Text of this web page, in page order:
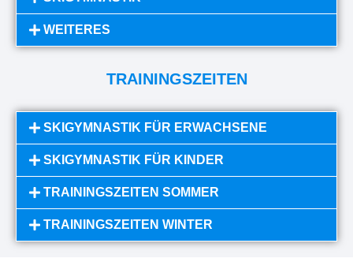
WEITERES
TRAININGSZEITEN
SKIGYMNASTIK FÜR ERWACHSENE
SKIGYMNASTIK FÜR KINDER
TRAININGSZEITEN SOMMER
TRAININGSZEITEN WINTER